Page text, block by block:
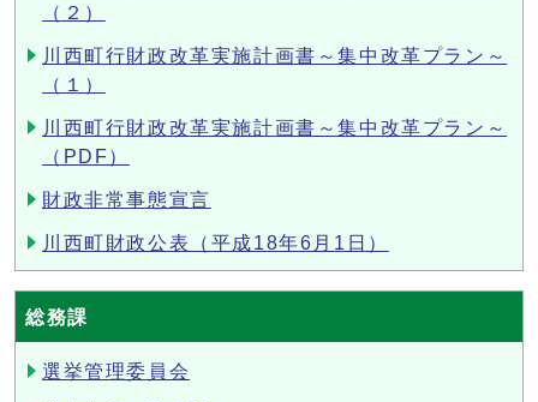
（２）
川西町行財政改革実施計画書～集中改革プラン～
（１）
川西町行財政改革実施計画書～集中改革プラン～
（PDF）
財政非常事態宣言
川西町財政公表（平成18年6月1日）
総務課
選挙管理委員会